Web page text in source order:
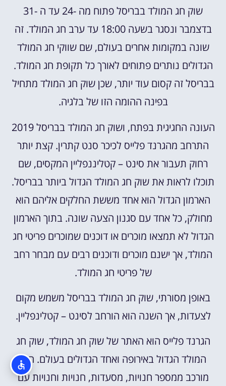
שוק חג המולד בבריסל פתוח מה -24 עד ה -31
בדצמבר ונסגר בשעה 18:00 עד ערב חג המולד. זה
שונה במקומות אחרים בעולם, שם שווקי חג המולד
הגדולים נותרים פתוחים לאורך כל תקופת חג המולד.
בבריסל זה קסום עוד יותר, שכן שוק חג המולד מתחיל
בפינה ההומה הזו של בלגיה.
העונה החגיגית בפתח, ושוק חג המולד בבריסל 2019
התרחב מהגרנד פלייס לכיכר סנט קתרין. קצת יותר
רחוק תעבור את סינט – קטליננפליין המקסים, שם
תוכלו לראות את שוק חג המולד הגדול ביותר בבריסל.
הארמון הגדול הוא אחד מששת החלקים אליהם הוא
מחולק, כל אחד עם סגנון הצעה שונה. בתוך הארמון
הגדול לא תמצאו מוכרים או דוכנים שמוכרים פריטי חג
המולד, אך ישנם מוכרים ודוכנים רבים עם מבחר רחב
של פריטי חג המולד.
באופן מסורתי, שוק חג המולד בבריסל משמש מקום
לצעדות, אך השנה הוא הורחב לסינט – קטלינפליין.
הגרנד פלייס הוא האתר של שוק חג המולד, שוק חג
המולד הגדול באירופה ואחד הגדולים בעולם. הוא
מורכב ממספר חנויות, מסעדות, חנויות וחנויות עם